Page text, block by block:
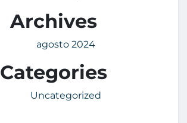
Archives
agosto 2024
Categories
Uncategorized